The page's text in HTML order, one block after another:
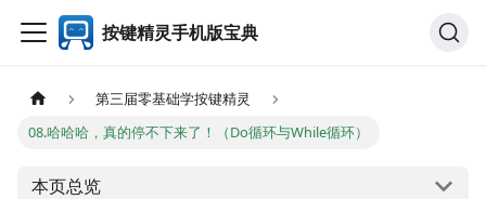
按键精灵手机版宝典
第三届零基础学按键精灵
08.哈哈哈，真的停不下来了！（Do循环与While循环）
本页总览